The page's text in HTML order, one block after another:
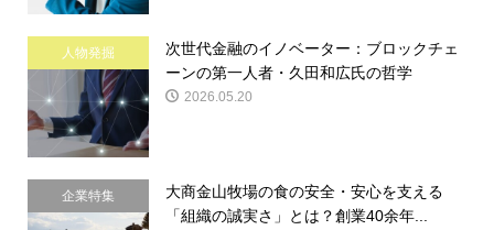
人物発掘
次世代金融のイノベーター：ブロックチェ
ーンの第一人者・久田和広氏の哲学
2026.05.20
企業特集
大商金山牧場の食の安全・安心を支える
「組織の誠実さ」とは？創業40余年...